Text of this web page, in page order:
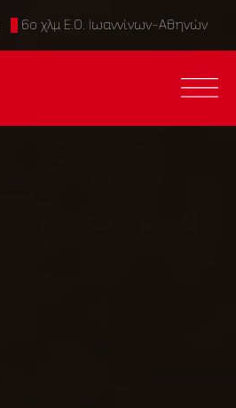
6ο χλμ Ε.Ο. Ιωαννίνων-Αθηνών